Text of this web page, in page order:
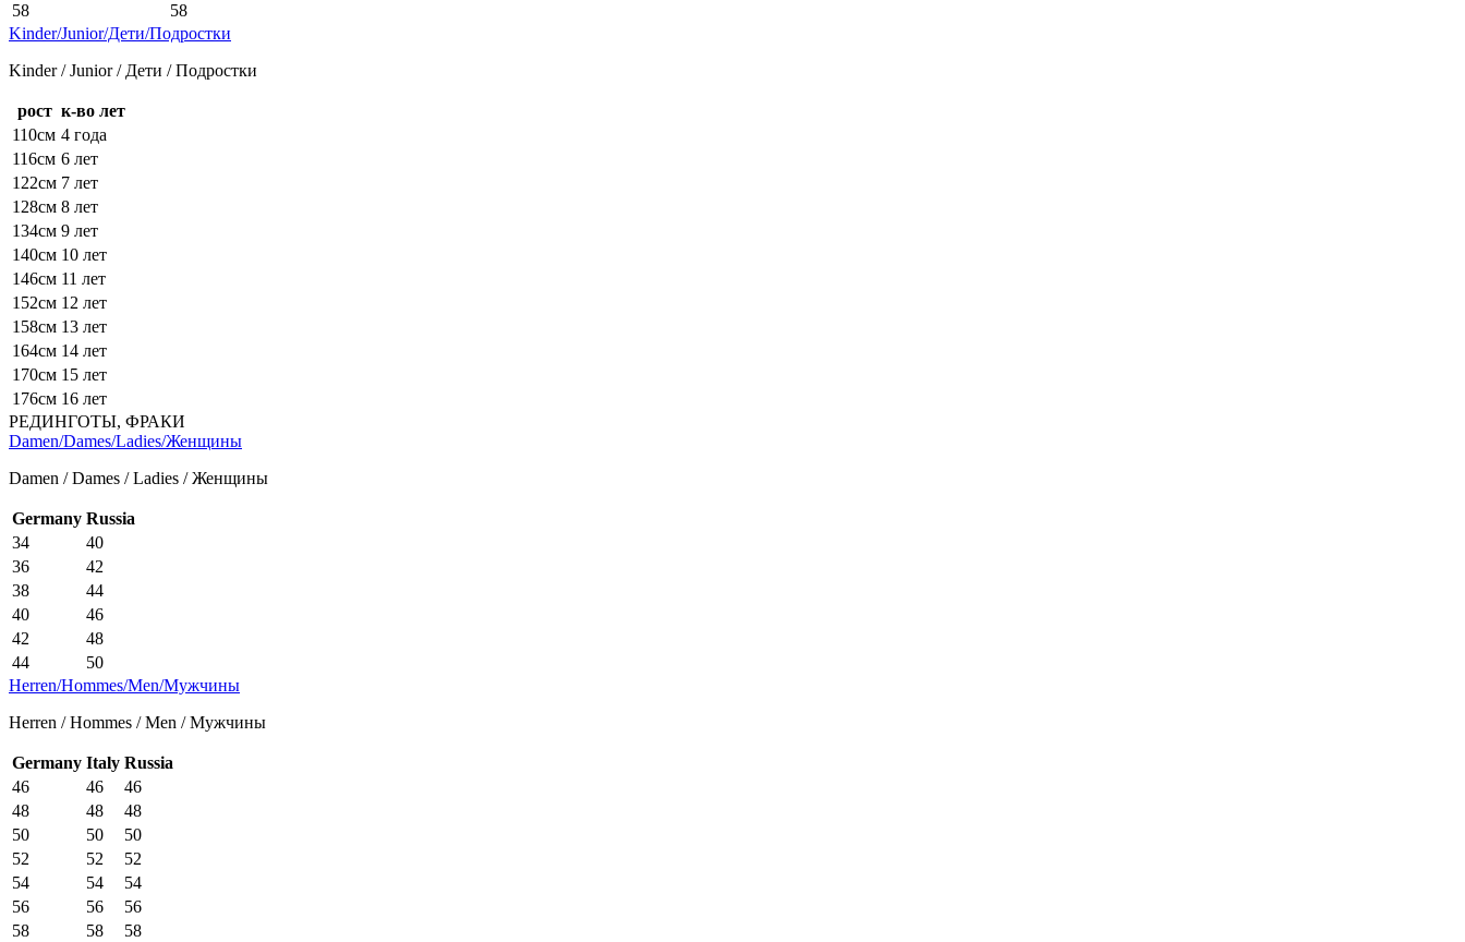
58
58
Kinder/Junior/Дети/Подростки
Kinder / Junior / Дети / Подростки
рост к-во лет
110см 4 года
116см 6 лет
122см 7 лет
128см 8 лет
134см 9 лет
140см 10 лет
146см 11 лет
152см 12 лет
158см 13 лет
164см 14 лет
170см 15 лет
176см 16 лет
РЕДИНГОТЫ, ФРАКИ
Damen/Dames/Ladies/Женщины
Damen / Dames / Ladies / Женщины
Germany Russia
34
40
36
42
38
44
40
46
42
48
44
50
Herren/Hommes/Men/Мужчины
Herren / Hommes / Men / Мужчины
Germany Italy Russia
46
46
46
48
48
48
50
50
50
52
52
52
54
54
54
56
56
56
58
58
58